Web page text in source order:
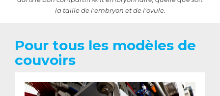
la taille de l'embryon et de l'ovule.
Pour tous les modèles de
couvoirs